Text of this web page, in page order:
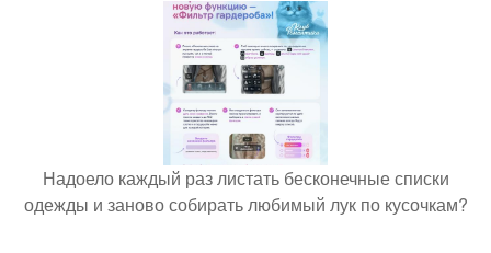
Надоело каждый раз листать бесконечные списки
одежды и заново собирать любимый лук по кусочкам?